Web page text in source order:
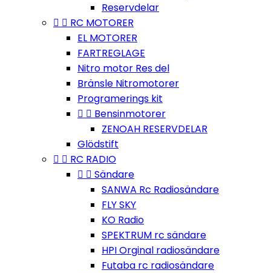
Reservdelar
  RC MOTORER
EL MOTORER
FARTREGLAGE
Nitro motor Res del
Bränsle Nitromotorer
Programerings kit
  Bensinmotorer
ZENOAH RESERVDELAR
Glödstift
  RC RADIO
  Sändare
SANWA Rc Radiosändare
FLY SKY
KO Radio
SPEKTRUM rc sändare
HPI Orginal radiosändare
Futaba rc radiosändare